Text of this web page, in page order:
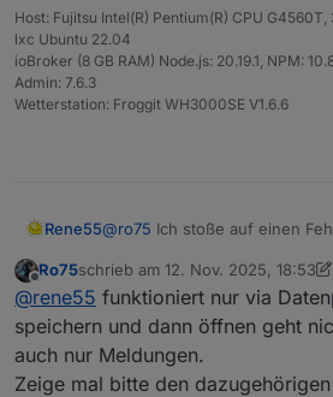
Host: Fujitsu Intel(R) Pentium(R) CPU
lxc Ubuntu 22.04
ioBroker (8 GB RAM) Node.js: 20.19.1, NPM:
Admin: 7.6.3
Wetterstation: Froggit WH3000SE V1.6.6
Rene55@ro75 Ich stoße auf einen
XML-
Adresse: file:///Z:/
Zeile Nr. 49, Spalte 7:
<use
Offline
Ro75schrieb am 12. Nov. 2025, 18:53
zuletzt editiert von Ro7511. Dez.
@rene55 funktioniert nur via
speichern und dann öffnen geht
auch nur Meldungen.
Zeige mal bitte den